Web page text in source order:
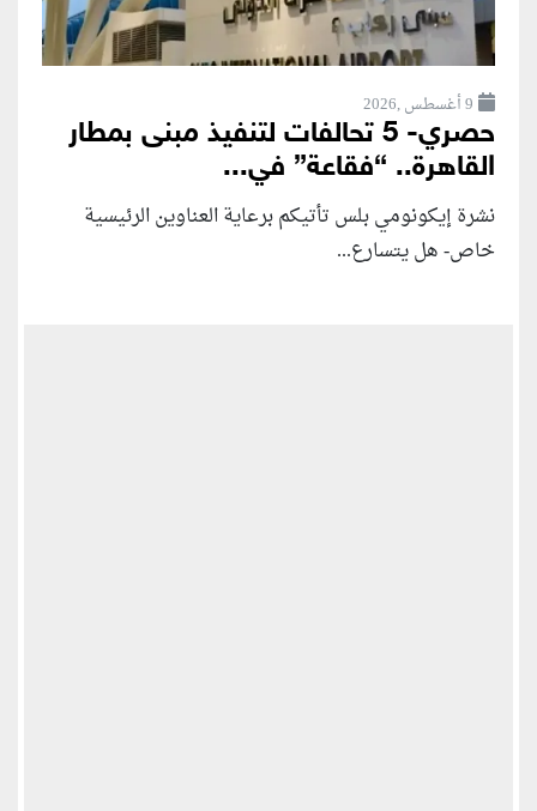
9 أغسطس ,2026
حصري- 5 تحالفات لتنفيذ مبنى بمطار
القاهرة.. “فقاعة” في...
نشرة إيكونومي بلس تأتيكم برعاية العناوين الرئيسية
خاص- هل يتسارع...